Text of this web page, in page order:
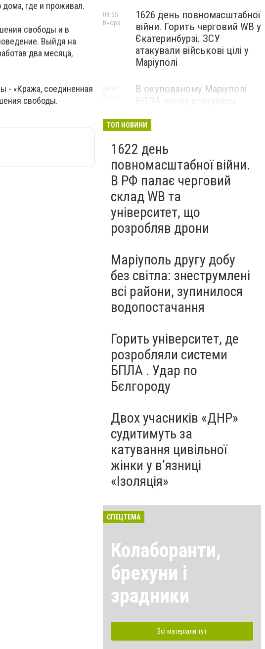
где и проживал.
свободы и в
Выйдя на
два месяца,
- «Кража, соединенная
свободы.
1626 день повномасштабної
війни. Горить черговий WB у
Єкатеринбурзі. ЗСУ
атакували військові цілі у
Маріуполі
08:55
Вчора
В окупованому Маріуполі
БПЛА знову атакували
— ВІДЕО
ТОП НОВИНИ
1622 день
повномасштабної війни.
В РФ палає черговий
склад WB та
університет, що
розробляв дрони
Маріуполь другу добу
без світла: знеструмлені
всі райони, зупинилося
водопостачання
Горить університет, де
розробляли системи
БПЛА . Удар по
Бєлгороду
Двох учасників «ДНР»
судитимуть за
катування цивільної
жінки у в’язниці
«Ізоляція»
СПЕЦТЕМА
Колаборанти,
брехуни і
зрадники
Всі матеріали тут